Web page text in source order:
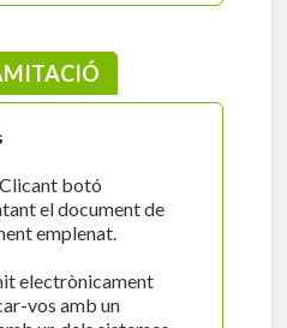
Clicant botó
el document de
emplenat.
electrònicament
vos amb un